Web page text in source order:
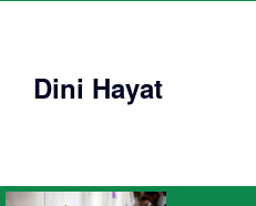
Dini Hayat